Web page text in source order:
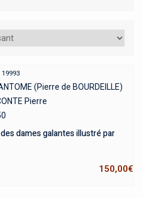
19993
(Pierre de BOURDEILLE)
Pierre
dames galantes illustré par
150,00€